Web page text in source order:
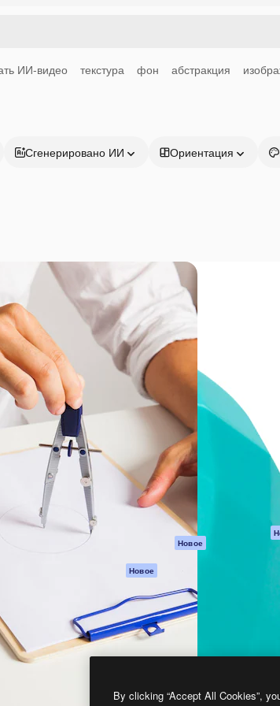
ИИ-видео текстура фон абстракция
Сгенерировано ИИ Ориентация
создания
1 миллиона
Продукция
Spaces
ИИ-помощник
Генератор
изображений ИИ
Генератор видео
ИИ
Генератор голоса
на основе ИИ
Стоковый контент
MCP для
Новое
Новое
Мобильное
приложение
Все инструменты
Magnific
Пакету ИИ
Служба
поддержки
Политика
Центр
By clicking “Accept All Cookies”,